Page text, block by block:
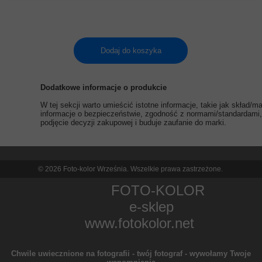
Dodaj do koszyka
Dodatkowe informacje o produkcie
W tej sekcji warto umieścić istotne informacje, takie jak skład/
informacje o bezpieczeństwie, zgodność z normami/
podjęcie decyzji zakupowej i buduje zaufanie do marki.
FOTO-KOLOR
e-sklep
www.fotokolor.net
Chwile uwiecznione na fotografii - twój fotograf - wywołamy Twoje
© 2026 Foto-kolor Września. Wszelkie prawa zastrzeżone.